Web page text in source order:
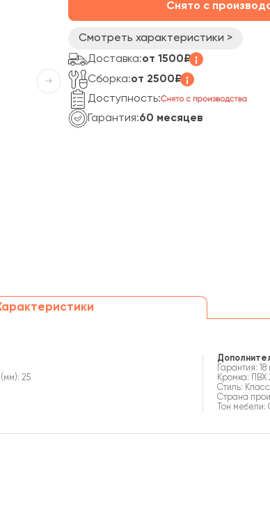
Снято с
Смотреть характеристики >
Доставка:от 1500₽
Сборка:от 2500₽
Доступность:
Гарантия:60 месяцев
25
Гарантия:
Кромка: ПВХ
Стиль:
Страна
Тон